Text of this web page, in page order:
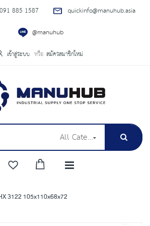
885 1587
quickinfo@manuhub.asia
@manuhub
เข้าสู่ระบบ สมัครสมาชิกใหม่
All Categories
3122 105x110x68x72